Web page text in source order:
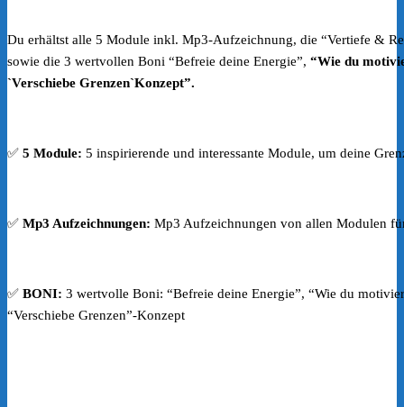
Du erhältst alle 5 Module inkl. Mp3-Aufzeichnung, die “Vertiefe &
sowie die 3 wertvollen Boni “Befreie deine Energie”, “Wie du
`Verschiebe Grenzen`Konzept”.
✅ 5 Module: 5 inspirierende und interessante Module, um deine
✅ Mp3 Aufzeichnungen: Mp3 Aufzeichnungen von allen Modulen
✅ BONI: 3 wertvolle Boni: “Befreie deine Energie”, “Wie du
“Verschiebe Grenzen”-Konzept